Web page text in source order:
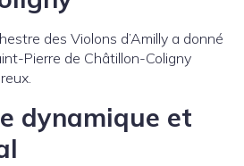
des Violons d’Amilly a donné
Pierre de Châtillon-Coligny
dynamique et